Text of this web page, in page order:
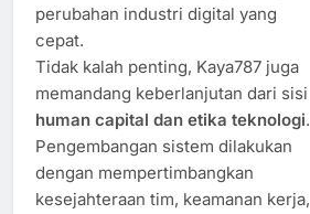
perubahan industri digital yang
cepat.
Tidak kalah penting, Kaya787 juga
memandang keberlanjutan dari sisi
human capital dan etika teknologi.
Pengembangan sistem dilakukan
dengan mempertimbangkan
kesejahteraan tim, keamanan kerja,